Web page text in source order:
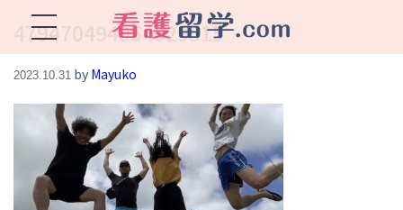
看護留学.com
479470494954029515
2023.10.31 by Mayuko